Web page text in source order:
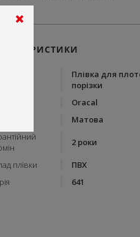
Плівка для
порізки
Oracal
Матова
2 роки
плівки
ПВХ
641